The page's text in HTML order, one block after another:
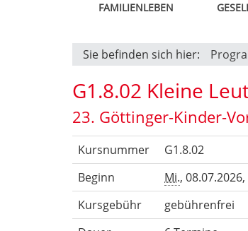
FAMILIENLEBEN
Sie befinden sich hier:
G1.8.02 Kleine
23. Göttinger-Kinder-
Kursnummer
G1.8.02
Beginn
Mi.,
Kursgebühr
gebührenfrei